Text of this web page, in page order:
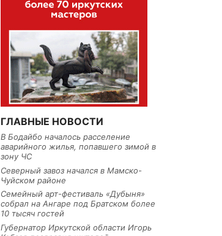
ГЛАВНЫЕ НОВОСТИ
В Бодайбо началось расселение
аварийного жилья, попавшего зимой в
зону ЧС
Северный завоз начался в Мамско-
Чуйском районе
Семейный арт-фестиваль «Дубыня»
собрал на Ангаре под Братском более
10 тысяч гостей
Губернатор Иркутской области Игорь